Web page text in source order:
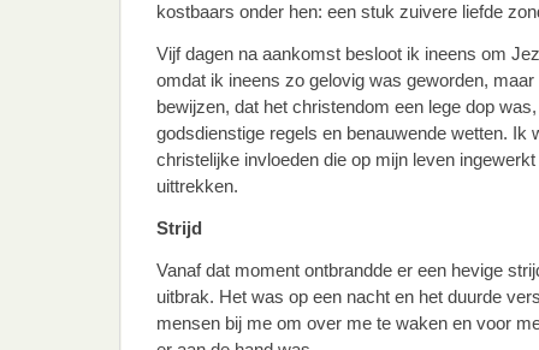
kostbaars onder hen: een stuk zuivere liefde
Vijf dagen na aankomst besloot ik ineens om
omdat ik ineens zo gelovig was geworden,
bewijzen, dat het christendom een lege dop
godsdienstige regels en benauwende wetten. Ik
christelijke invloeden die op mijn leven
uittrekken.
Strijd
Vanaf dat moment ontbrandde er een hevige
uitbrak. Het was op een nacht en het duurde
mensen bij me om over me te waken en voor